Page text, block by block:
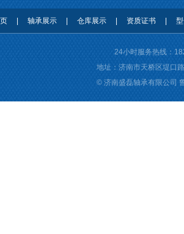
轴承展示 仓库展示 资质证书
24小时服务热线：
地址：济南市天桥区堤口
© 济南盛磊轴承有限公司